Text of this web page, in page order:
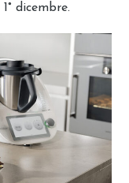
dicembre.